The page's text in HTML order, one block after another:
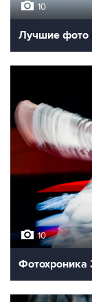
10
Лучшие фото
10
Фотохроника